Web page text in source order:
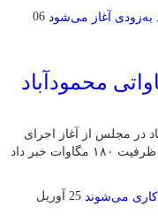
06
نیروگاه ۵۰۰ مگاواتی محمودآباد
در مجلس از آغاز اجرای
فاز نخست نیروگاه ۵۰۰ مگاواتی محمودآباد با ظرفیت ۱۸۰ مگاوات خبر داد
25 آوریل